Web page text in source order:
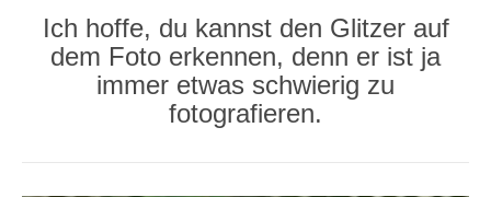
Ich hoffe, du kannst den Glitzer auf
dem Foto erkennen, denn er ist ja
immer etwas schwierig zu
fotografieren.